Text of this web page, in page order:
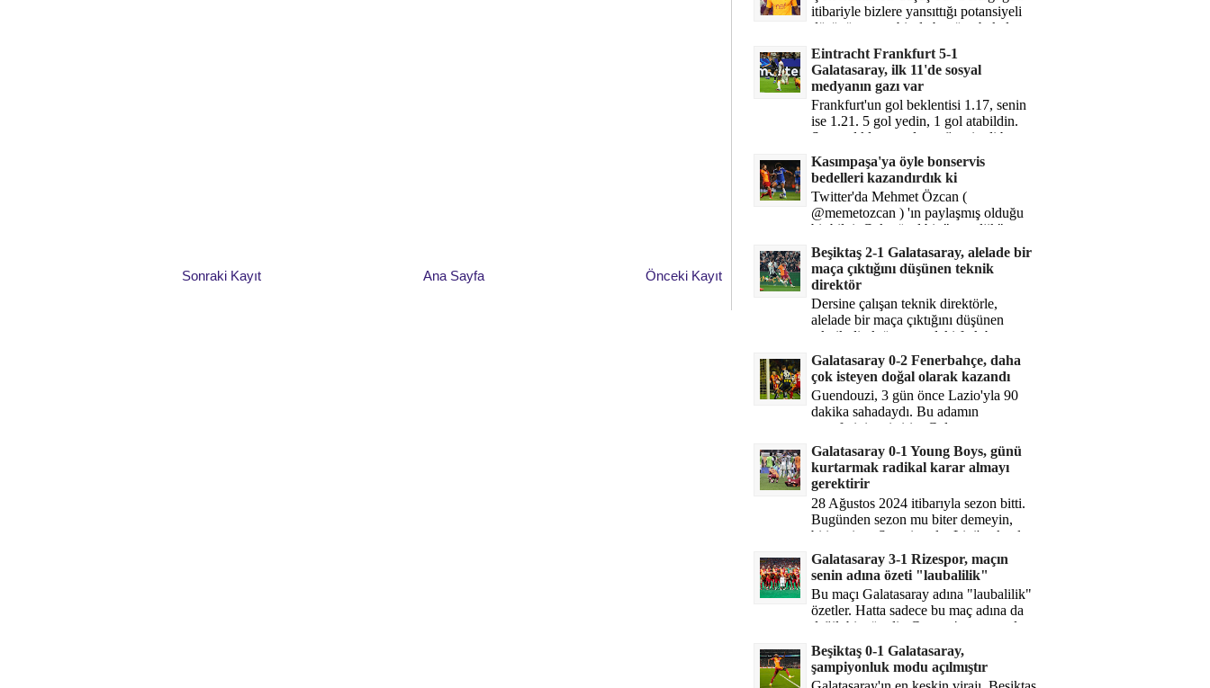
Sonraki Kayıt Önceki Kayıt
Ana Sayfa
itibariyle bizlere yansıttığı potansiyeli
düşünüyorum, bir de bugüne bakalım.
Eintracht Frankfurt 5-1
Galatasaray, ilk 11'de sosyal
medyanın gazı var
Frankfurt'un gol beklentisi 1.17, senin
ise 1.21. 5 gol yedin, 1 gol atabildin.
Şanssızlıkla mı anlatacağız şimdi bu
durumu? Rakibin 5 ş...
Kasımpaşa'ya öyle bonservis
bedelleri kazandırdık ki
Twitter'da Mehmet Özcan (
@memetozcan ) 'ın paylaşmış olduğu
bir bilgi. Çok güzel bir "nostaljik" pas
diyelim. Kasımpaşa...
Beşiktaş 2-1 Galatasaray, alelade bir
maça çıktığını düşünen teknik
direktör
Dersine çalışan teknik direktörle,
alelade bir maça çıktığını düşünen
teknik direktör arasındaki fark bu
işte. Solskjaer'in çalıştığı de...
Galatasaray 0-2 Fenerbahçe, daha
çok isteyen doğal olarak kazandı
Guendouzi, 3 gün önce Lazio'yla 90
dakika sahadaydı. Bu adamın
transferini yetiştirip, Galatasaray
karşısında 11 oynamasını sağlıyorsun....
Galatasaray 0-1 Young Boys, günü
kurtarmak radikal karar almayı
gerektirir
28 Ağustos 2024 itibarıyla sezon bitti.
Bugünden sezon mu biter demeyin,
bitiyor işte. Şampiyonlar Ligi'ne katılım
hakkı senin misyonun ...
Galatasaray 3-1 Rizespor, maçın
senin adına özeti "laubalilik"
Bu maçı Galatasaray adına "laubalilik"
özetler. Hatta sadece bu maç adına da
değil, bir süredir. Geçen 4 maçta sadece
1 gol yedin ...
Beşiktaş 0-1 Galatasaray,
şampiyonluk modu açılmıştır